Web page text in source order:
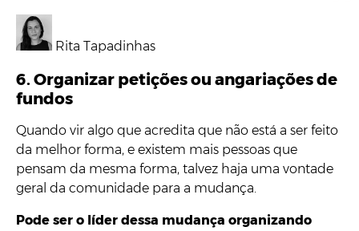
Rita Tapadinhas
6. Organizar petições ou angariações de
fundos
Quando vir algo que acredita que não está a ser feito
da melhor forma, e existem mais pessoas que
pensam da mesma forma, talvez haja uma vontade
geral da comunidade para a mudança.
Pode ser o líder dessa mudança organizando